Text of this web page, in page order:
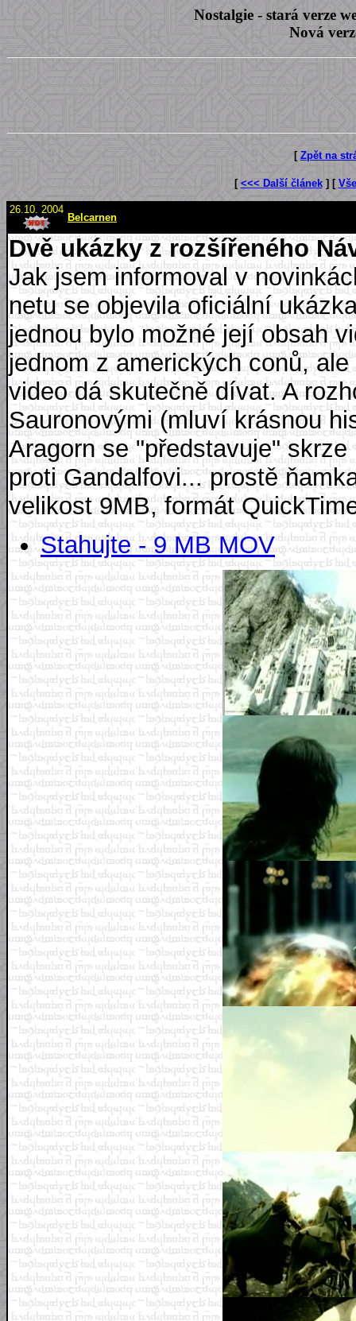
Nostalgie - stará verze
Nová
[ Zpět na
[ <<< Další článek] [
26.10. 2004
Belcarnen
Dvě ukázky z rozšířeného
Jak jsem informoval v
netu se objevila oficiální
jednou bylo možné její obsah
jednom z amerických conů,
video dá skutečně dívat. A
Sauronovými (mluví krásnou
Aragorn se "představuje"
proti Gandalfovi... prostě
velikost 9MB, formát
Stahujte - 9 MB MOV